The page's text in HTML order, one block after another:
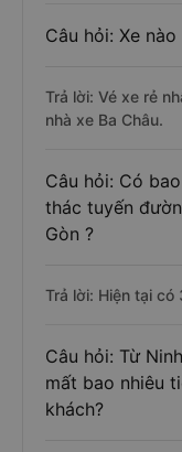
Câu hỏi: Xe
Trả lời: Vé xe rẻ
nhà xe Ba Châu.
Câu hỏi: Có
thác tuyến
Gòn ?
Trả lời: Hiện tại
Câu hỏi: Từ
mất bao nhiêu
khách?